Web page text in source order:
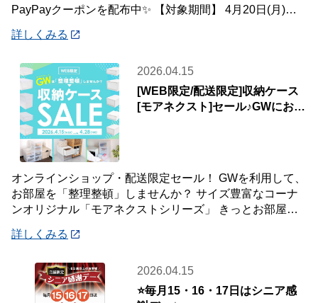
PayPayクーポンを配布中✨ 【対象期間】 4月20日(月)～5
詳しくみる
2026.04.15
[WEB限定/配送限定]収納ケース
[モアネクスト]セール♪GWにお部
オンラインショップ・配送限定セール！ GWを利用して、
お部屋を「整理整頓」しませんか？ サイズ豊富なコーナ
ンオリジナル「モアネクストシリーズ」 きっとお部屋の
詳しくみる
2026.04.15
⭐毎月15・16・17日はシニア感